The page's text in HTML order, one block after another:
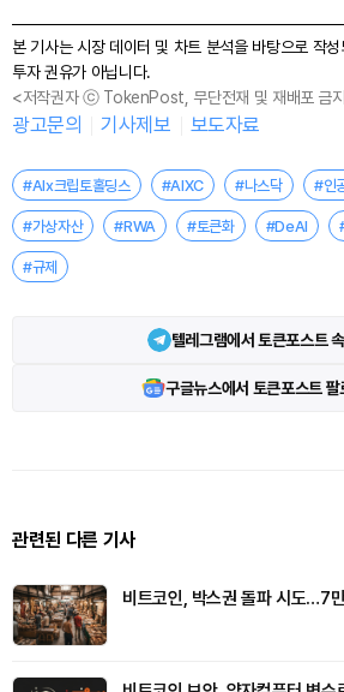
본 기사는 시장 데이터 및 차트 분석을 바탕으로 작
투자 권유가 아닙니다.
<저작권자 ⓒ TokenPost, 무단전재 및 재배포 금
광고문의 기사제보 보도자료
#AIx크립토홀딩스 #AIXC #나스닥 #인
#가상자산 #RWA #토큰화 #DeAI
#규제
텔레그램에서 토큰포스트
구글뉴스에서 토큰포스트 팔
관련된 다른 기사
비트코인, 박스권 돌파 시도…7